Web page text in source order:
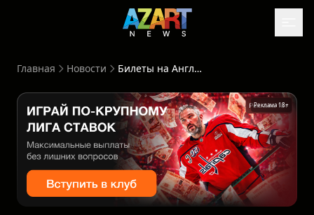
Главная Новости Билеты на Англия — Мексика на ЧМ-2026 взлетели в цене почти в 60 раз: лотерейный счастливчик может заработать $25 тысяч
Реклама 18+